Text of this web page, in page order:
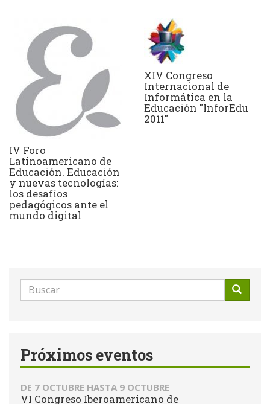
IV Foro
Latinoamericano de
Educación. Educación
y nuevas tecnologías:
los desafíos
pedagógicos ante el
mundo digital
XIV Congreso
Internacional de
Informática en la
Educación "InforEdu
2011"
Formulario
de
Próximos eventos
DE 7 OCTUBRE HASTA 9 OCTUBRE
VI Congreso Iberoamericano de